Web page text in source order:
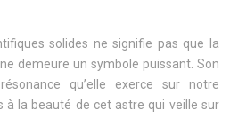
solides ne signifie pas que la
demeure un symbole puissant. Son
qu’elle exerce sur notre
à la beauté de cet astre qui veille sur